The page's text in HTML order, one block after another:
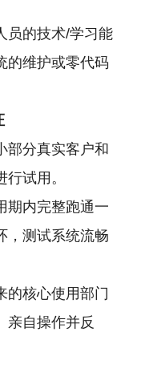
员的技术/学习能
的维护或零代码
部分真实客户和
试用。
期内完整跑通一
，测试系统流畅
的核心使用部门
亲自操作并反